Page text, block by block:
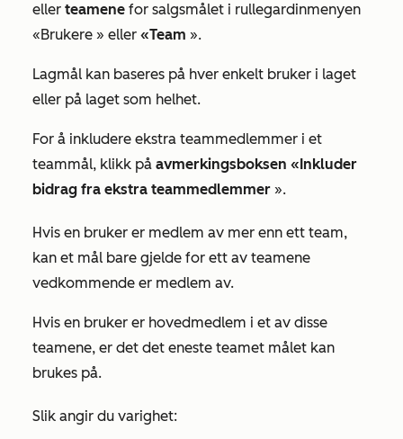
eller teamene for salgsmålet i rullegardinmenyen
«Brukere » eller «Team ».
Lagmål kan baseres på hver enkelt bruker i laget
eller på laget som helhet.
For å inkludere ekstra teammedlemmer i et
teammål, klikk på avmerkingsboksen «Inkluder
bidrag fra ekstra teammedlemmer ».
Hvis en bruker er medlem av mer enn ett team,
kan et mål bare gjelde for ett av teamene
vedkommende er medlem av.
Hvis en bruker er hovedmedlem i et av disse
teamene, er det det eneste teamet målet kan
brukes på.
Slik angir du varighet: